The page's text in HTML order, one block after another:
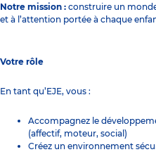
Notre mission : construire un
et à l’attention portée à chaque
Votre rôle
En tant qu’EJE, vous :
Accompagnez le
(affectif, moteur, social)
Créez un environnement